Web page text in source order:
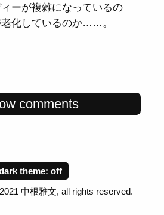
ーが複雑になっているの
化しているのか……。
comments
theme:
中根雅文, all rights reserved.